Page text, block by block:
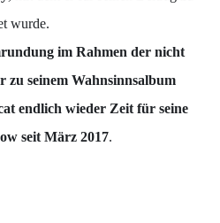
wurde.
im Rahmen der nicht
zu seinem Wahnsinnsalbum
endlich wieder Zeit für seine
seit März 2017.